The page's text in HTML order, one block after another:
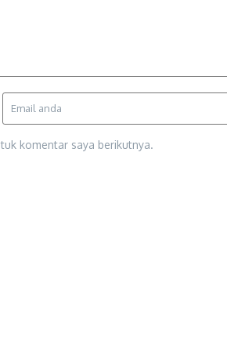
komentar saya berikutnya.